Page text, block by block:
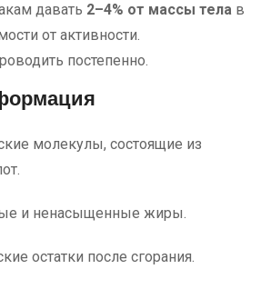
давать 2–4% от массы тела в
от активности.
постепенно.
молекулы, состоящие из
и ненасыщенные жиры.
остатки после сгорания.